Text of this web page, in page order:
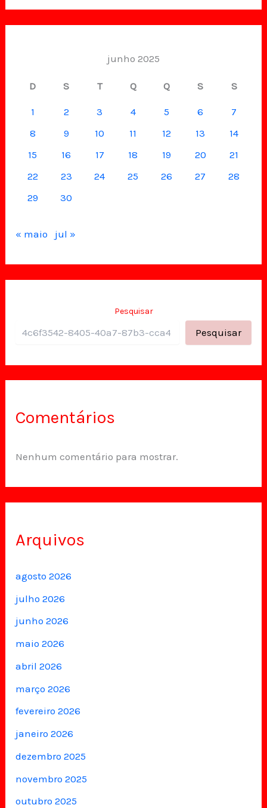
junho 2025
D S T Q Q S S
1 2 3 4 5 6
7
8
9 10 11 12 13
14
15
16 17 18 19 20
21
22
23 24 25 26 27
28
29
30
« maio jul »
Pesquisar
Pesquisar
Comentários
Nenhum comentário para mostrar.
Arquivos
agosto 2026
julho 2026
junho 2026
maio 2026
abril 2026
março 2026
fevereiro 2026
janeiro 2026
dezembro 2025
novembro 2025
outubro 2025